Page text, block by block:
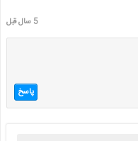
5 سال قبل
پاسخ